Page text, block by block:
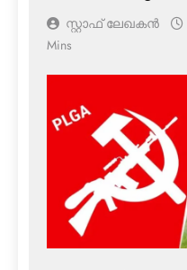
സ്റ്റാഫ് ലേഖകൻ
Mins